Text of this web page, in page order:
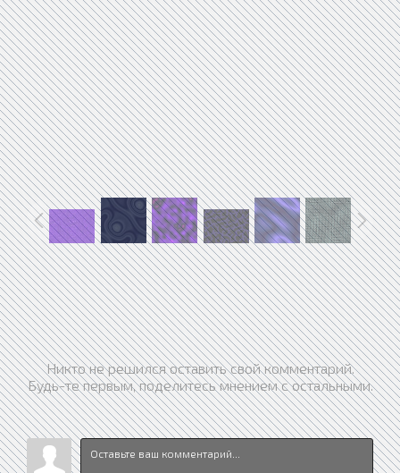
Никто не решился оставить свой комментарий.
Будь-те первым, поделитесь мнением с остальными.